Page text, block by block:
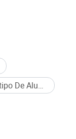
Compra Etiqueta Personalizada Logotipo De Aluminio al por mayor